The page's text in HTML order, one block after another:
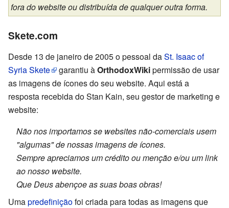
fora do website ou distribuída de qualquer outra forma.
Skete.com
Desde 13 de janeiro de 2005 o pessoal daSt. Isaac of
Syria Skete
garantiu àOrthodoxWikipermissão de usar
as imagens de ícones do seu website. Aqui está a
resposta recebida do Stan Kain, seu gestor de marketing e
website:
Não nos importamos se websites não-comerciais usem
"algumas" de nossas imagens de ícones.
Sempre apreciamos um crédito ou menção e/ou um link
ao nosso website.
Que Deus abençoe as suas boas obras!
Umapredefiniçãofoi criada para todas as imagens que